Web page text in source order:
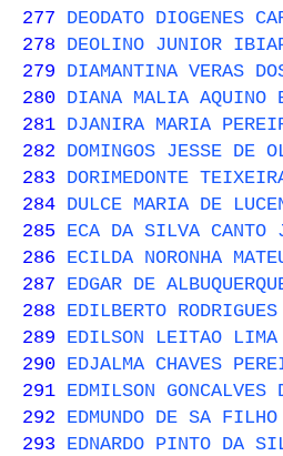
277 DEODATO DIOGENES
278 DEOLINO JUNIOR
279 DIAMANTINA VERAS
280 DIANA MALIA AQUINO
281 DJANIRA MARIA
282 DOMINGOS JESSE DE
283 DORIMEDONTE
284 DULCE MARIA DE
285 ECA DA SILVA CANTO
286 ECILDA NORONHA
287 EDGAR DE
288 EDILBERTO RODRIGUES
289 EDILSON LEITAO LIMA
290 EDJALMA CHAVES
291 EDMILSON
292 EDMUNDO DE SA FILHO
293 EDNARDO PINTO DA